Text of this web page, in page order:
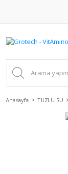
Anasayfa TUZLU SU